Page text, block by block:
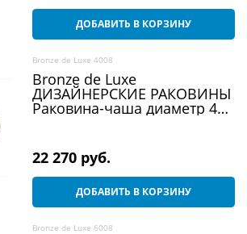
ДОБАВИТЬ В КОРЗИНУ
Bronze de Luxe 4008
Bronze de Luxe
ДИЗАЙНЕРСКИЕ РАКОВИНЫ
Раковина-чаша диаметр 40
22 270 руб.
ДОБАВИТЬ В КОРЗИНУ
Bronze de Luxe 6008